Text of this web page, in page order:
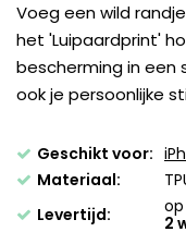
Voeg een wild
het 'Luipaardprint'
bescherming in een
ook je persoonlijke
Geschikt voor:
Materiaal:
Levertijd:
2